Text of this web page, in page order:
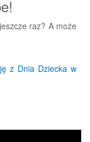
raz? A może
z Dnia Dziecka w